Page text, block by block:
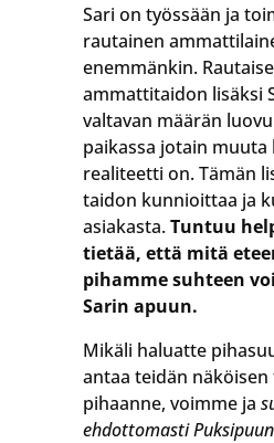
Sari on työssään ja
rautainen
enemmänkin.
ammattitaidon lisäksi
valtavan määrän
paikassa jotain muuta
realiteetti on. Tämän
taidon kunnioittaa ja
asiakasta.Tuntuu
tietää, että mitä
pihamme suhteen
Sarin apuun.
Mikäli haluatte
antaa teidän näköisen
pihaanne, voimme ja
ehdottomasti